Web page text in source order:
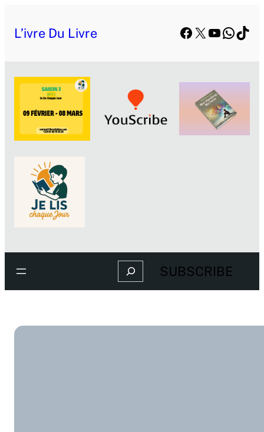
L’ivre Du Livre Facebook
X YouTube
Search SUBSCRIBE